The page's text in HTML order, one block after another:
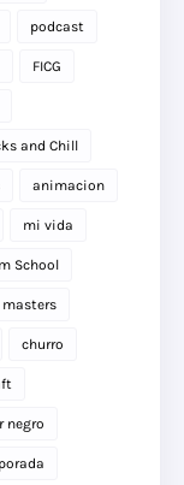
podcast
FICG
and Chill
animacion
mi vida
School
masters
churro
negro